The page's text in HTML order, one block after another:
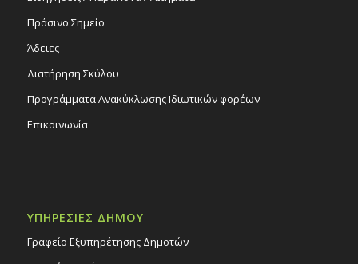
Πράσινο Σημείο
Άδειες
Διατήρηση Σκύλου
Προγράμματα Ανακύκλωσης Ιδιωτικών φορέων
Επικοινωνία
ΥΠΗΡΕΣΙΕΣ ΔΗΜΟΥ
Γραφείο Εξυπηρέτησης Δημοτών